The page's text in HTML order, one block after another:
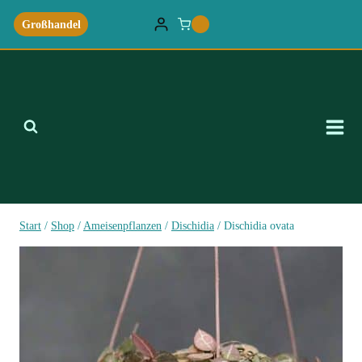
Zum
Inhalt
springen
Großhandel
Start / Shop / Ameisenpflanzen / Dischidia / Dischidia ovata